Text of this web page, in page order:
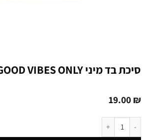
סיכת בד מיני GOOD VIBES ONLY
19.00₪
כמות של סיכת בד מיני GOOD VIBES ONLY